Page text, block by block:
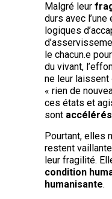
Malgré leur
durs avec l’une
logiques
le chacun.e
du vivant,
ne leur laissent
« rien de
ces états et
sont accélérés
Pourtant, elles
restent
leur fragilité.
condition
humanisante.